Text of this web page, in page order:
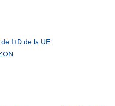
en
I+D de la UE